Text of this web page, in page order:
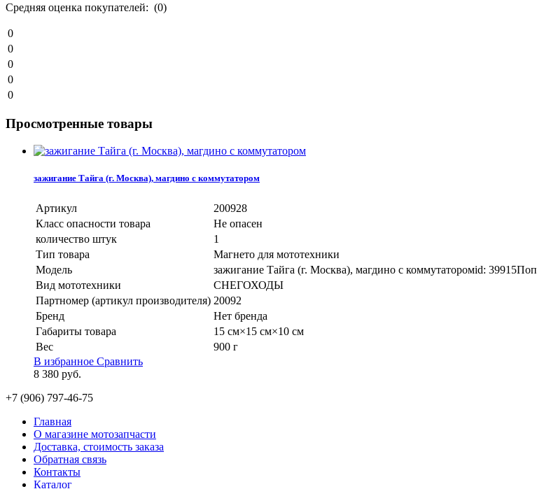
Средняя оценка покупателей: (0)
0
0
0
0
0
Просмотренные товары
зажигание Тайга (г. Москва), магдино с коммутатором
Артикул
200928
Класс опасности товара
Не опасен
количество штук
1
Тип товара
Магнето для мототехники
Модель
зажигание Тайга (г. Москва), магдино с коммутаторомid: 39915Поп
Вид мототехники
СНЕГОХОДЫ
Партномер (артикул производителя) 20092
Бренд
Нет бренда
Габариты товара
15 см×15 см×10 см
Вес
900 г
В избранное Сравнить
8 380 руб.
+7 (906) 797-46-75
Главная
О магазине мотозапчасти
Доставка, стоимость заказа
Обратная связь
Контакты
Каталог